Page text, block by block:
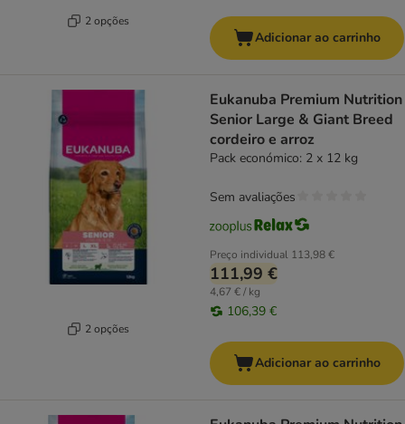
2 opções
Adicionar ao carrinho
2 opções
Eukanuba Premium Nutrition
Senior Large & Giant Breed
cordeiro e arroz
Pack económico: 2 x 12 kg
Preço individual 113,98 €
111,99 €
4,67 € / kg
106,39 €
Sem avaliações
Adicionar ao carrinho